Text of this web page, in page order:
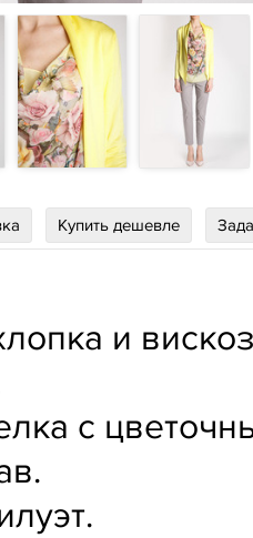
Купить дешевле
и
с